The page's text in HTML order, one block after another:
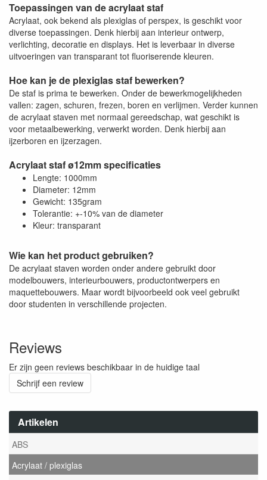
Artikelen
ABS
Acrylaat / plexiglas
Toepassingen van de acrylaat staf
Acrylaat, ook bekend als plexiglas of perspex, is geschikt voor
diverse toepassingen. Denk hierbij aan interieur ontwerp,
verlichting, decoratie en displays. Het is leverbaar in diverse
uitvoeringen van transparant tot fluoriserende kleuren.
Hoe kan je de plexiglas staf bewerken?
De staf is prima te bewerken. Onder de bewerkmogelijkheden
vallen: zagen, schuren, frezen, boren en verlijmen. Verder kunnen
de acrylaat staven met normaal gereedschap, wat geschikt is
voor metaalbewerking, verwerkt worden. Denk hierbij aan
ijzerboren en ijzerzagen.
Acrylaat staf ø12mm specificaties
Lengte: 1000mm
Diameter: 12mm
Gewicht: 135gram
Tolerantie: +-10% van de diameter
Kleur: transparant
Wie kan het product gebruiken?
De acrylaat staven worden onder andere gebruikt door
modelbouwers, interieurbouwers, productontwerpers en
maquettebouwers. Maar wordt bijvoorbeeld ook veel gebruikt
door studenten in verschillende projecten.
Reviews
Er zijn geen reviews beschikbaar in de huidige taal
Schrijf een review